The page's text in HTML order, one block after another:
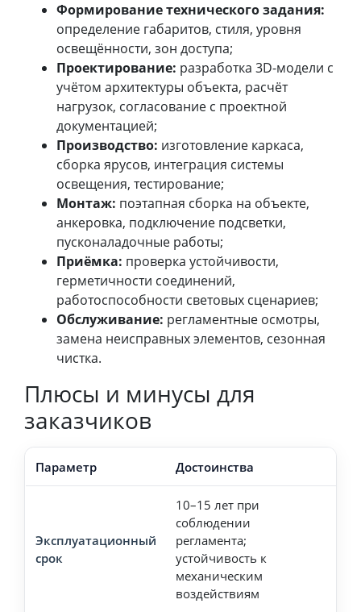
Формирование технического задания:
определение габаритов, стиля, уровня
освещённости, зон доступа;
Проектирование: разработка 3D-модели с
учётом архитектуры объекта, расчёт
нагрузок, согласование с проектной
документацией;
Производство: изготовление каркаса,
сборка ярусов, интеграция системы
освещения, тестирование;
Монтаж: поэтапная сборка на объекте,
анкеровка, подключение подсветки,
пусконаладочные работы;
Приёмка: проверка устойчивости,
герметичности соединений,
работоспособности световых сценариев;
Обслуживание: регламентные осмотры,
замена неисправных элементов, сезонная
чистка.
Плюсы и минусы для
заказчиков
Параметр Достоинства
Эксплуатационный
срок
10–15 лет при
соблюдении
регламента;
устойчивость к
механическим
воздействиям